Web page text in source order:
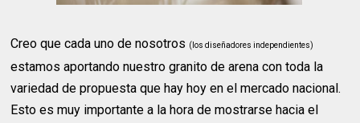
Creo que cada uno de nosotros (los diseñadores independientes)
estamos aportando nuestro granito de arena con toda la
variedad de propuesta que hay hoy en el mercado nacional.
Esto es muy importante a la hora de mostrarse hacia el